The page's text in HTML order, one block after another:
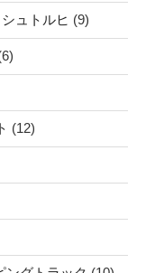
ュトルヒ (9)
(12)